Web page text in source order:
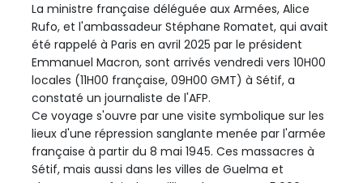
La ministre française déléguée aux Armées, Alice
Rufo, et l'ambassadeur Stéphane Romatet, qui avait
été rappelé à Paris en avril 2025 par le président
Emmanuel Macron, sont arrivés vendredi vers 10H00
locales (11H00 française, 09H00 GMT) à Sétif, a
constaté un journaliste de l'AFP.
Ce voyage s'ouvre par une visite symbolique sur les
lieux d'une répression sanglante menée par l'armée
française à partir du 8 mai 1945. Ces massacres à
Sétif, mais aussi dans les villes de Guelma et